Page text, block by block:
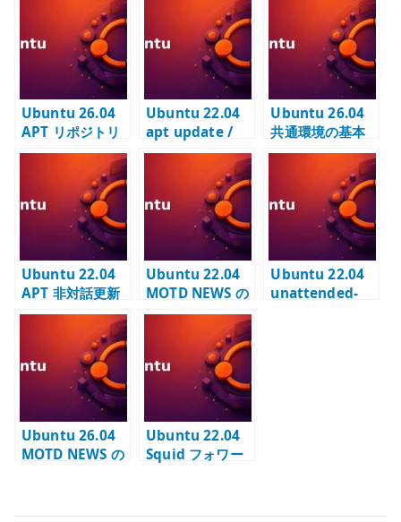
r
Ubuntu 26.04
APT リポジトリ
とパッケージ更
新 – proxy と更
新方針を管理す
る
Ubuntu 22.04
apt update /
apt upgrade –
手動更新の基本
を確認する
Ubuntu 26.04
共通環境の基本
設定 –
/etc/environm
ent と proxy 変
数を管理する
Ubuntu 22.04
APT 非対話更新
– needrestart
と入力待ちを制
Ubuntu 22.04
MOTD NEWS の
外部通信を停止
する – ログイン
時の不要な通信
を抑える
Ubuntu 22.04
unattended-
Ubuntu 26.04
MOTD NEWS の
時の不要な通信
Ubuntu 22.04
Squid フォワー
ットワークの設